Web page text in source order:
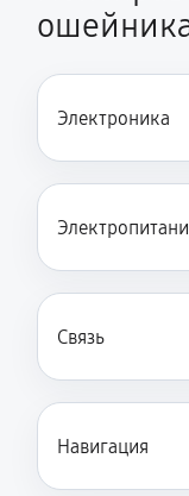
Электроника
Связь
Навигация